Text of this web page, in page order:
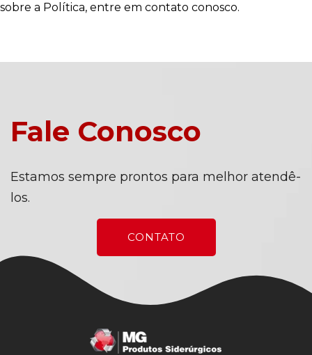
sobre a Política, entre em contato conosco.
Fale Conosco
Estamos sempre prontos para melhor atendê-
los.
CONTATO